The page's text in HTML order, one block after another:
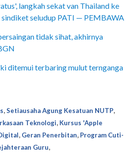
langkah sekat van Thailand ke
seludup PATI — PEMBAWA
tidak sihat, akhirnya
ditemui terbaring mulut ternganga
Setiausaha Agung Kesatuan NUTP
Teknologi Kursus 'Apple
Geran Penerbitan Program Cuti-
Guru